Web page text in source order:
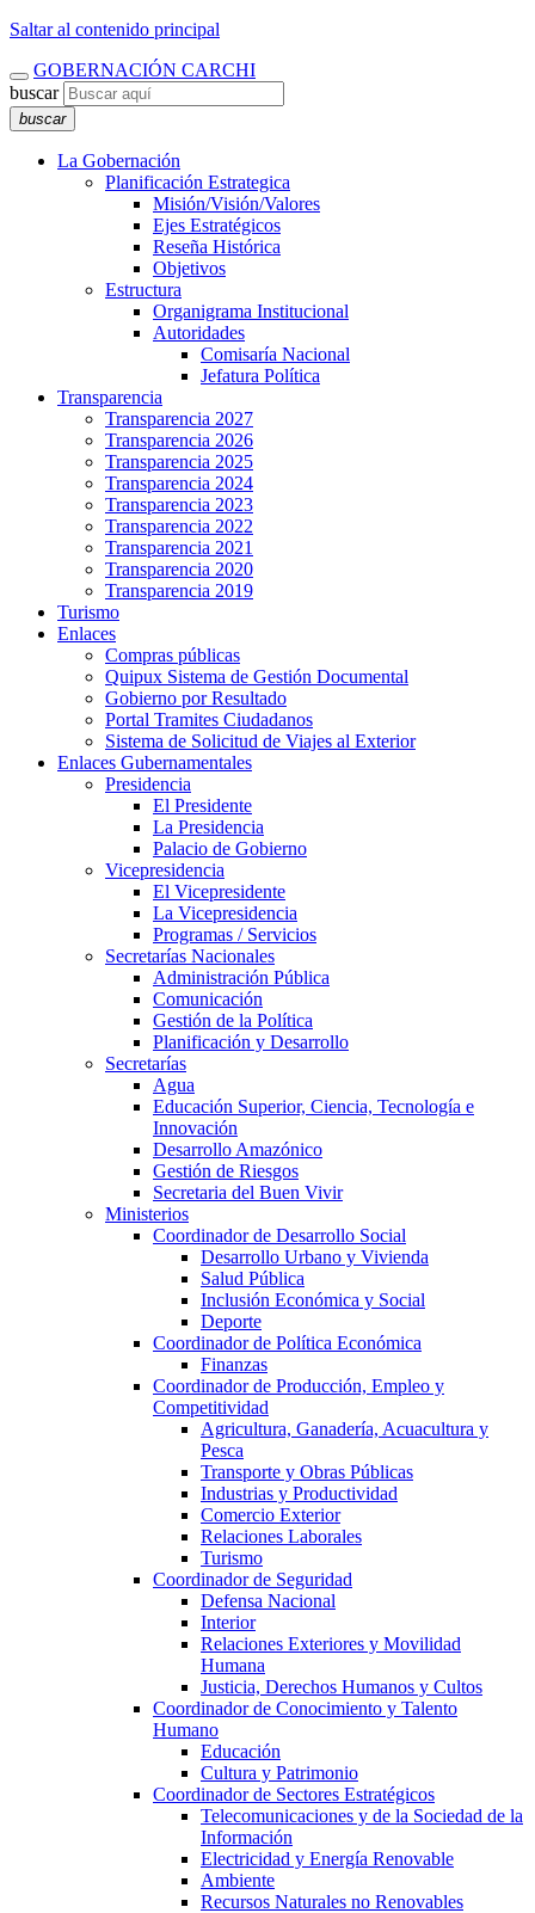
Saltar al contenido principal
GOBERNACIÓN CARCHI
buscar
buscar
La Gobernación
Planificación Estrategica
Misión/Visión/Valores
Ejes Estratégicos
Reseña Histórica
Objetivos
Estructura
Organigrama Institucional
Autoridades
Comisaría Nacional
Jefatura Política
Transparencia
Transparencia 2027
Transparencia 2026
Transparencia 2025
Transparencia 2024
Transparencia 2023
Transparencia 2022
Transparencia 2021
Transparencia 2020
Transparencia 2019
Turismo
Enlaces
Compras públicas
Quipux Sistema de Gestión Documental
Gobierno por Resultado
Portal Tramites Ciudadanos
Sistema de Solicitud de Viajes al Exterior
Enlaces Gubernamentales
Presidencia
El Presidente
La Presidencia
Palacio de Gobierno
Vicepresidencia
El Vicepresidente
La Vicepresidencia
Programas / Servicios
Secretarías Nacionales
Administración Pública
Comunicación
Gestión de la Política
Planificación y Desarrollo
Secretarías
Agua
Educación Superior, Ciencia, Tecnología e
Innovación
Desarrollo Amazónico
Gestión de Riesgos
Secretaria del Buen Vivir
Ministerios
Coordinador de Desarrollo Social
Desarrollo Urbano y Vivienda
Salud Pública
Inclusión Económica y Social
Deporte
Coordinador de Política Económica
Finanzas
Coordinador de Producción, Empleo y
Competitividad
Agricultura, Ganadería, Acuacultura y
Pesca
Transporte y Obras Públicas
Industrias y Productividad
Comercio Exterior
Relaciones Laborales
Turismo
Coordinador de Seguridad
Defensa Nacional
Interior
Relaciones Exteriores y Movilidad
Humana
Justicia, Derechos Humanos y Cultos
Coordinador de Conocimiento y Talento
Humano
Educación
Cultura y Patrimonio
Coordinador de Sectores Estratégicos
Telecomunicaciones y de la Sociedad de la
Información
Electricidad y Energía Renovable
Ambiente
Recursos Naturales no Renovables